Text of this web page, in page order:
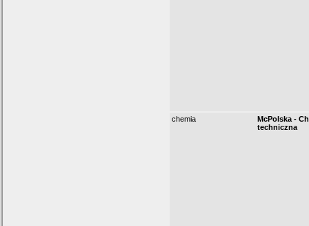
chemia
McPolska -
techniczna